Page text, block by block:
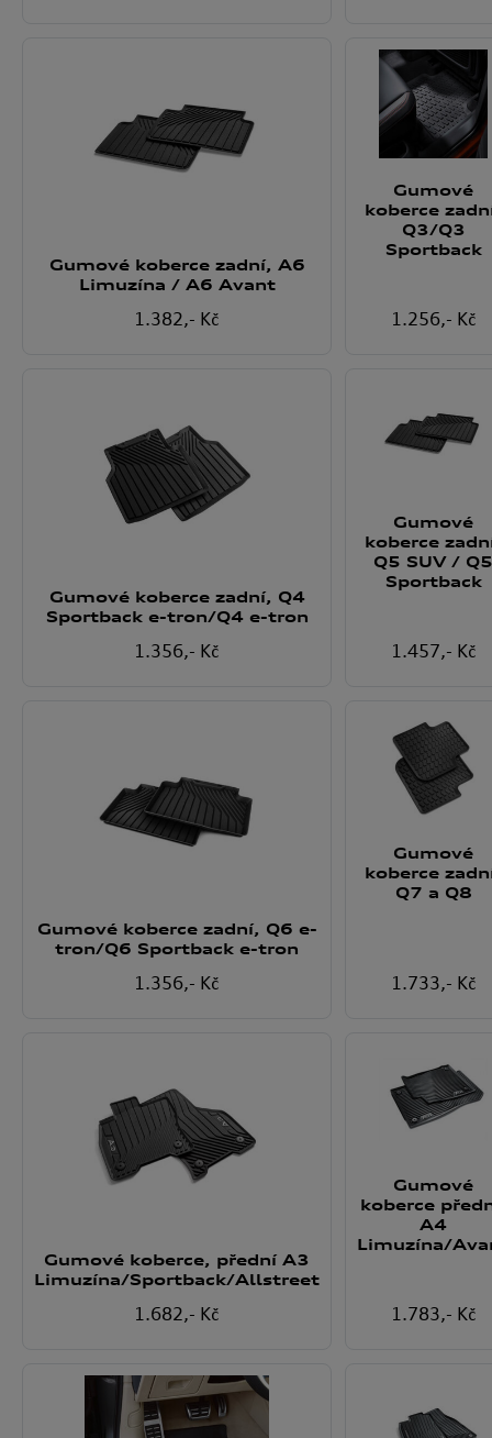
Gumové koberce zadní, A6
Limuzína / A6 Avant
1.382,- Kč
Gumové
koberce
Q3/Q3
Sportback
1.256,- Kč
Gumové koberce zadní, Q4
Sportback e-tron/Q4 e-tron
1.356,- Kč
Gumové
koberce
Q5 SUV / Q5
Sportback
1.457,- Kč
Gumové koberce zadní, Q6 e-
tron/Q6 Sportback e-tron
1.356,- Kč
Gumové
koberce
Q7 a Q8
1.733,- Kč
Gumové koberce, přední A3
Limuzína/Sportback/Allstreet
1.682,- Kč
Gumové
koberce
A4
Limuzína/
1.783,- Kč